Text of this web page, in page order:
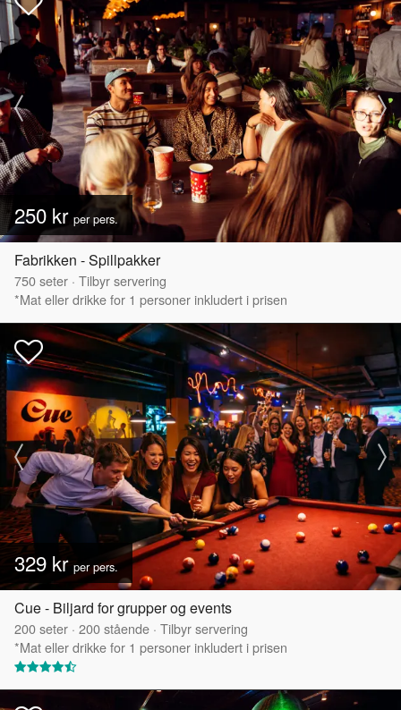
250 kr per pers.
Fabrikken - Spillpakker
750seter · Tilbyr servering
*Mat eller drikke for 1 personer inkludert i prisen
329 kr per pers.
Cue - Biljard for grupper og events
200seter · 200stående · Tilbyr servering
*Mat eller drikke for 1 personer inkludert i prisen